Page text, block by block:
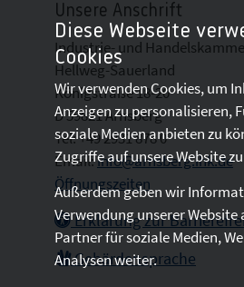
Unsere Anschrift
Industrie- und
Hellweg-Sauerland
Königstraße 18-20
D 59821 Arnsberg
Tel: +49 2931 878 0
Email:info@arnsberg.ihk.de
Öffnungszeiten
Erklärung zur
Gebärdensprache
Diese Webseite
Cookies
Wir verwenden Cookies, um
Anzeigen zu personalisieren,
soziale Medien anbieten zu
Zugriffe auf unsere Website
Außerdem geben wir
Verwendung unserer Website
Partner für soziale Medien,
Analysen weiter.